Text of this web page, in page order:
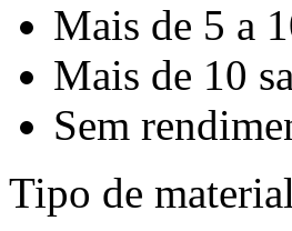
Mais de 5 a
Mais de 10
Sem
Tipo de